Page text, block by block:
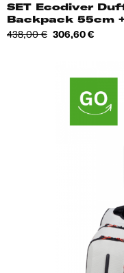
SET Ecodiver
Backpack 55cm
Tavahind
438,00 € Hind
306,60 €